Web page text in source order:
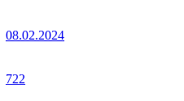
08.02.2024
722